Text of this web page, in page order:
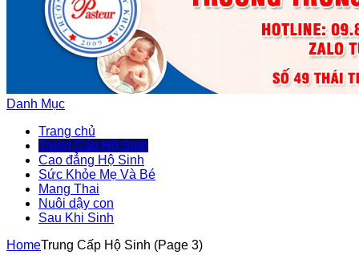
Danh Mục
Trang chủ
Trung Cấp Hộ Sinh
Cao đẳng Hộ Sinh
Sức Khỏe Mẹ Và Bé
Mang Thai
Nuôi dậy con
Sau Khi Sinh
HomeTrung Cấp Hộ Sinh (Page 3)